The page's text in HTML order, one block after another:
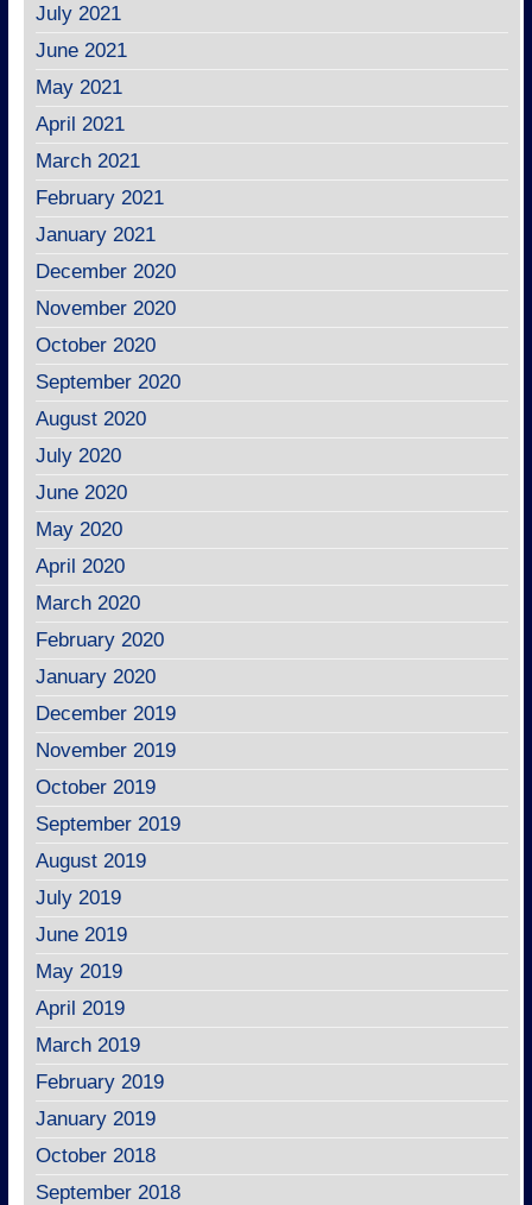
July 2021
June 2021
May 2021
April 2021
March 2021
February 2021
January 2021
December 2020
November 2020
October 2020
September 2020
August 2020
July 2020
June 2020
May 2020
April 2020
March 2020
February 2020
January 2020
December 2019
November 2019
October 2019
September 2019
August 2019
July 2019
June 2019
May 2019
April 2019
March 2019
February 2019
January 2019
October 2018
September 2018